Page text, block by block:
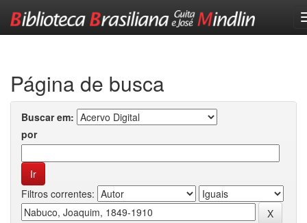
Página de busca
Buscar em:
por
Filtros correntes: